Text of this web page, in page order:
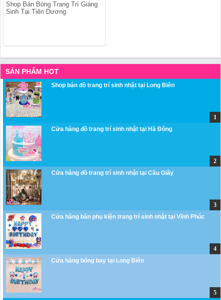
Shop Bán Bóng Trang Trí Giáng
Sinh Tại Tiên Dương
SẢN PHẨM HOT
Shop bán đồ trang trí sinh nhật tại Long Biên
Cửa hàng đồ trang trí sinh nhật tại Hà Đông
Cửa hàng đồ trang trí sinh nhật tại Cầu Giấy
Cửa hàng bán phụ kiện trang trí sinh nhật tại Vĩnh Phúc
Cửa hàng bóng bay tại Long Biên